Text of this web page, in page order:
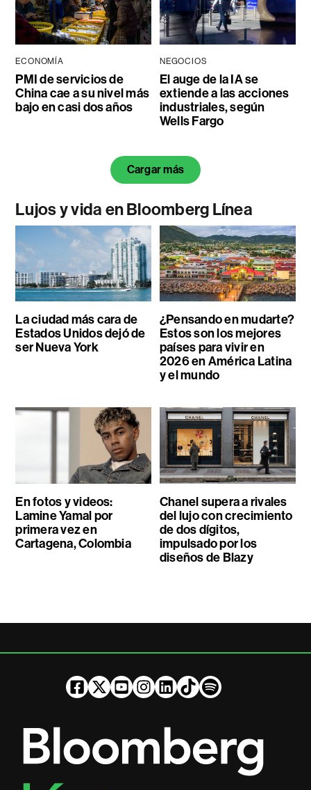
ECONOMÍA
PMI de servicios de
China cae a su nivel más
bajo en casi dos años
NEGOCIOS
El auge de la IA se
extiende a las acciones
industriales, según
Wells Fargo
Cargar más
Lujos y vida en Bloomberg Línea
La ciudad más cara de
Estados Unidos dejó de
ser Nueva York
¿Pensando en mudarte?
Estos son los mejores
países para vivir en
2026 en América Latina
y el mundo
En fotos y videos:
Lamine Yamal por
primera vez en
Cartagena, Colombia
Chanel supera a rivales
del lujo con crecimiento
de dos dígitos,
impulsado por los
diseños de Blazy